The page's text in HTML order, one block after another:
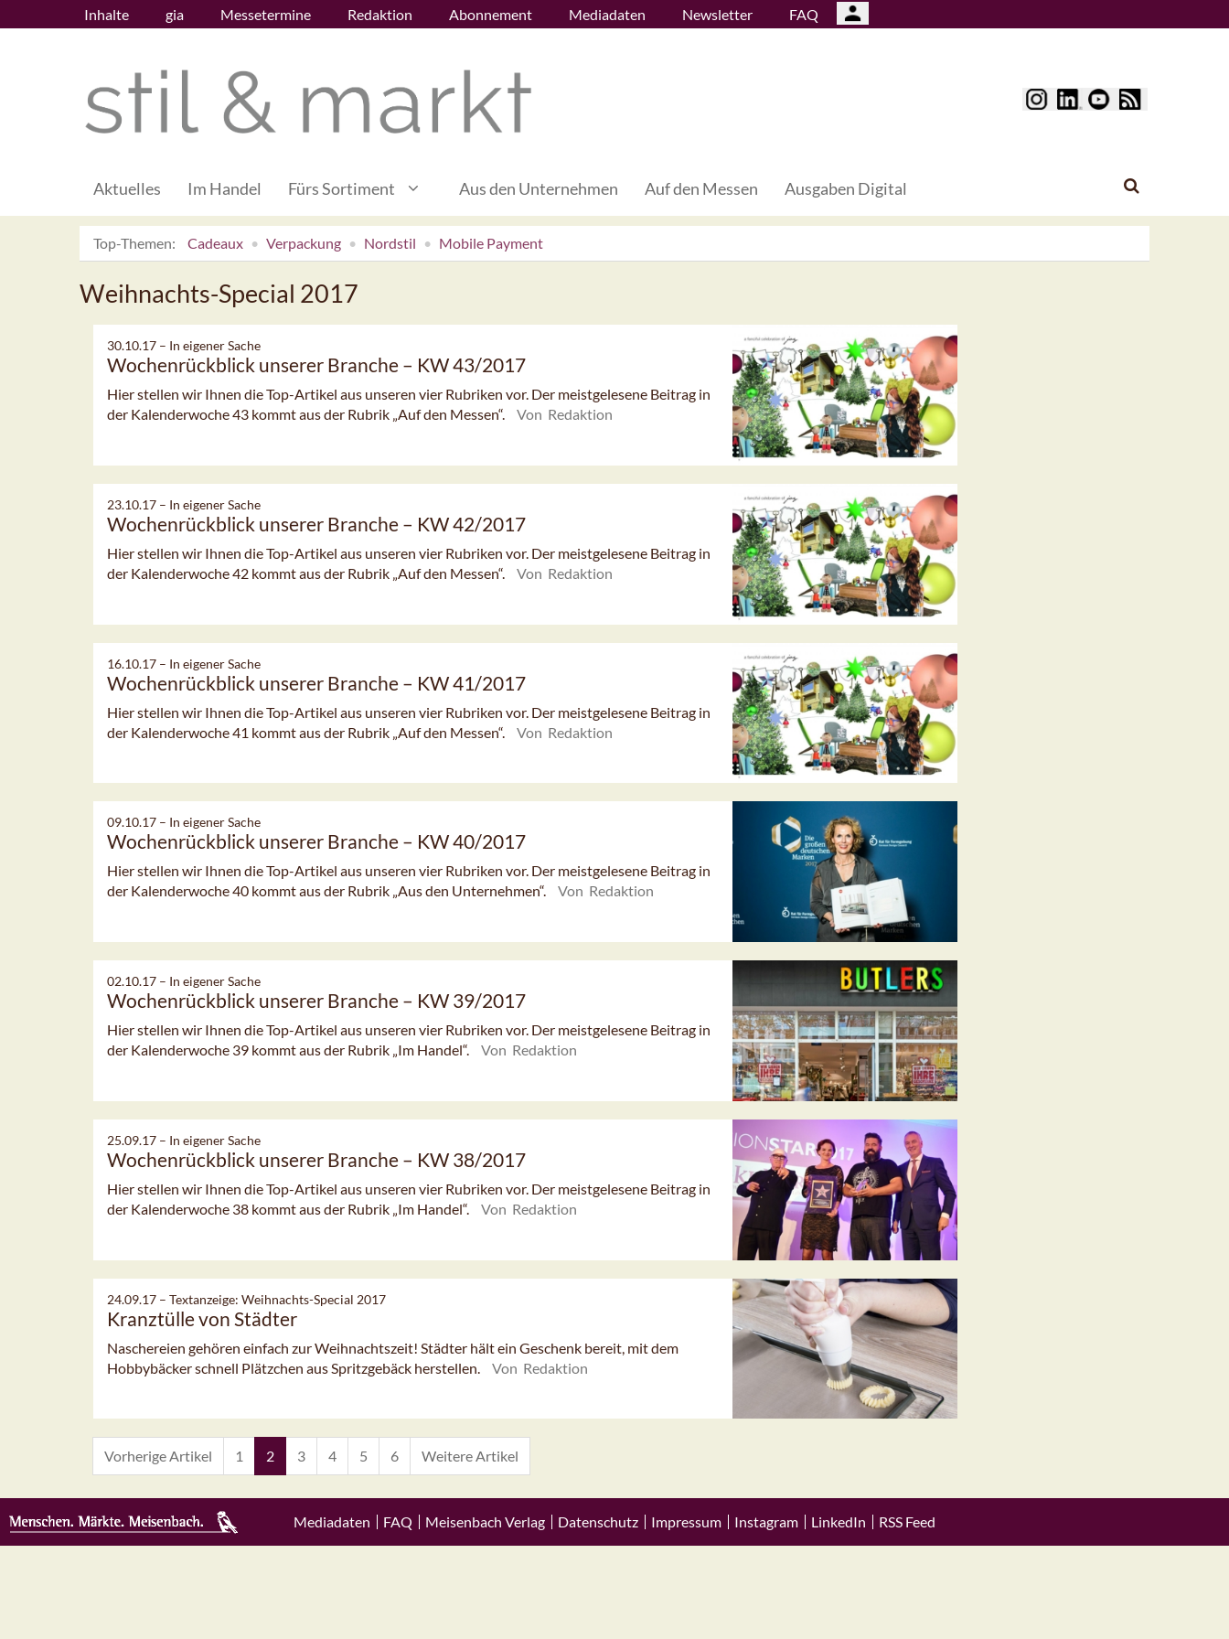
Inhalte gia Messetermine Redaktion Abonnement Mediadaten Newsletter FAQ
Aktuelles Im Handel Fürs Sortiment Aus den Unternehmen Auf den Messen Ausgaben Digital
Top-Themen: Cadeaux Verpackung Nordstil Mobile Payment
Weihnachts-Special 2017
30.10.17 – In eigener Sache
Wochenrückblick unserer Branche – KW 43/2017
Hier stellen wir Ihnen die Top-Artikel aus unseren vier Rubriken vor. Der meistgelesene Beitrag in
der Kalenderwoche 43 kommt aus der Rubrik „Auf den Messen“.
Von Redaktion
23.10.17 – In eigener Sache
Wochenrückblick unserer Branche – KW 42/2017
Hier stellen wir Ihnen die Top-Artikel aus unseren vier Rubriken vor. Der meistgelesene Beitrag in
der Kalenderwoche 42 kommt aus der Rubrik „Auf den Messen“.
Von Redaktion
16.10.17 – In eigener Sache
Wochenrückblick unserer Branche – KW 41/2017
Hier stellen wir Ihnen die Top-Artikel aus unseren vier Rubriken vor. Der meistgelesene Beitrag in
der Kalenderwoche 41 kommt aus der Rubrik „Auf den Messen“.
Von Redaktion
09.10.17 – In eigener Sache
Wochenrückblick unserer Branche – KW 40/2017
Hier stellen wir Ihnen die Top-Artikel aus unseren vier Rubriken vor. Der meistgelesene Beitrag in
der Kalenderwoche 40 kommt aus der Rubrik „Aus den Unternehmen“.
Von Redaktion
02.10.17 – In eigener Sache
Wochenrückblick unserer Branche – KW 39/2017
Hier stellen wir Ihnen die Top-Artikel aus unseren vier Rubriken vor. Der meistgelesene Beitrag in
der Kalenderwoche 39 kommt aus der Rubrik „Im Handel“.
Von Redaktion
25.09.17 – In eigener Sache
Wochenrückblick unserer Branche – KW 38/2017
Hier stellen wir Ihnen die Top-Artikel aus unseren vier Rubriken vor. Der meistgelesene Beitrag in
der Kalenderwoche 38 kommt aus der Rubrik „Im Handel“.
Von Redaktion
24.09.17 – Textanzeige: Weihnachts-Special 2017
Kranztülle von Städter
Naschereien gehören einfach zur Weihnachtszeit! Städter hält ein Geschenk bereit, mit dem
Hobbybäcker schnell Plätzchen aus Spritzgebäck herstellen.
Von Redaktion
Vorherige Artikel 1 2 3 4 5 6 Weitere Artikel
Mediadaten FAQ Meisenbach Verlag Datenschutz Impressum Instagram LinkedIn RSS Feed